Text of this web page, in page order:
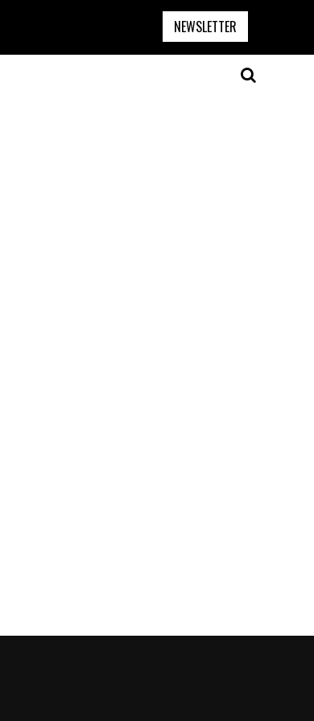
NEWSLETTER